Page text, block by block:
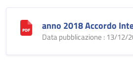
anno 2018 Accordo
Data pubblicazione : 13/12/